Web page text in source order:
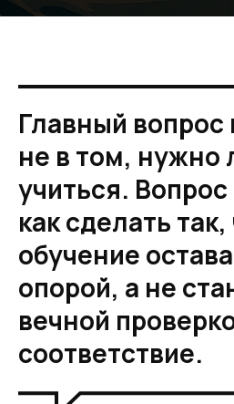
Главный вопрос
не в том, нужно
учиться.
как сделать
обучение
опорой, а не
вечной
соответствие.